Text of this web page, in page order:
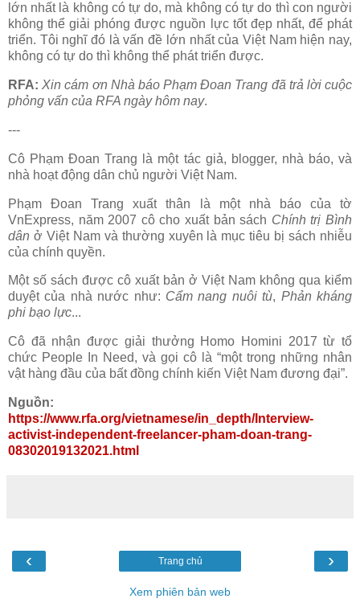
lớn nhất là không có tự do, mà không có tự do thì con người
không thể giải phóng được nguồn lực tốt đẹp nhất, để phát
triển. Tôi nghĩ đó là vấn đề lớn nhất của Việt Nam hiện nay,
không có tự do thì không thể phát triển được.
RFA:Xin cám ơn Nhà báo Phạm Đoan Trang đã trả lời cuộc
phỏng vấn của RFA ngày hôm nay.
---
Cô Phạm Đoan Trang là một tác giả, blogger, nhà báo, và
nhà hoạt động dân chủ người Việt Nam.
Phạm Đoan Trang xuất thân là một nhà báo của tờ
VnExpress, năm 2007 cô cho xuất bản sách Chính trị Bình
dân ở Việt Nam và thường xuyên là mục tiêu bị sách nhiễu
của chính quyền.
Một số sách được cô xuất bản ở Việt Nam không qua kiểm
duyệt của nhà nước như: Cẩm nang nuôi tù, Phản kháng
phi bạo lực...
Cô đã nhận được giải thưởng Homo Homini 2017 từ tổ
chức People In Need, và gọi cô là “một trong những nhân
vật hàng đầu của bất đồng chính kiến Việt Nam đương đại”.
Nguồn:
https://www.rfa.org/vietnamese/in_depth/Interview-
activist-independent-freelancer-pham-doan-trang-
08302019132021.html
‹ ›
Trang chủ
Xem phiên bản web